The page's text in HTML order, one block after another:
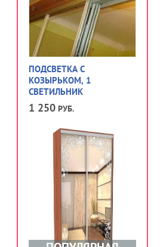
ПОДСВЕТКА С
КОЗЫРЬКОМ, 1
СВЕТИЛЬНИК
1 250 РУБ.